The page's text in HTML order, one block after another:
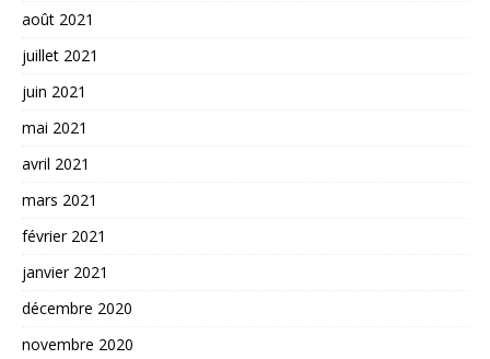
août 2021
juillet 2021
juin 2021
mai 2021
avril 2021
mars 2021
février 2021
janvier 2021
décembre 2020
novembre 2020